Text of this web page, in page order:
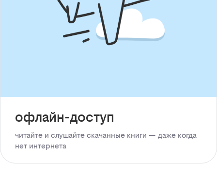
офлайн-доступ
читайте и слушайте скачанные книги — даже когда
нет интернета